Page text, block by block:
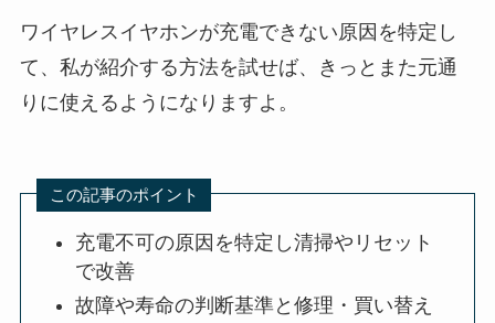
ワイヤレスイヤホンが充電できない原因を特定し
て、私が紹介する方法を試せば、きっとまた元通
りに使えるようになりますよ。
この記事のポイント
充電不可の原因を特定し清掃やリセット
で改善
故障や寿命の判断基準と修理・買い替え